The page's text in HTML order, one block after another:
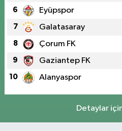
6 Eyüpspor
7 Galatasaray
8 Çorum FK
9 Gaziantep FK
10 Alanyaspor
Detaylar